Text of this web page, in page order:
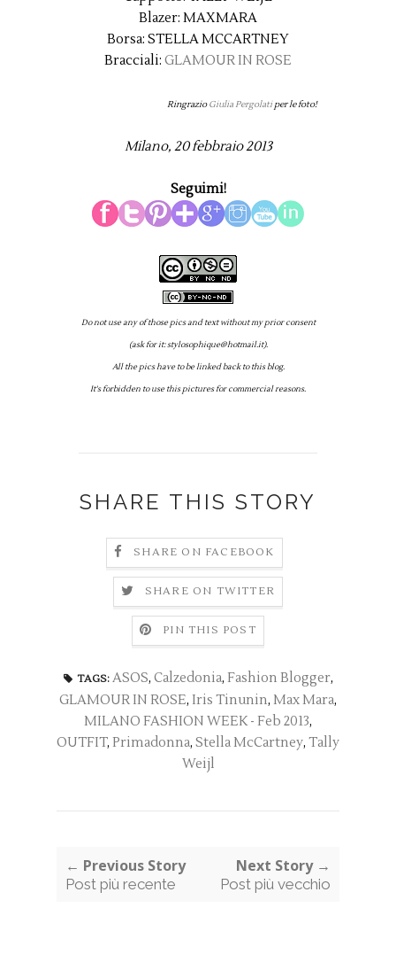
Blazer: MAXMARA
Borsa: STELLA MCCARTNEY
Bracciali: GLAMOUR IN ROSE
RingrazioGiulia Pergolatiper le foto!
Milano, 20 febbraio 2013
Seguimi!
Do not use any of those pics and text without my prior consent
(ask for it: stylosophique@hotmail.it).
All the pics have to be linked back to this blog.
It's forbidden to use this pictures for commercial reasons.
SHARE THIS STORY
SHARE ON FACEBOOK
SHARE ON TWITTER
PIN THIS POST
TAGS: ASOS, Calzedonia, Fashion Blogger,
GLAMOUR IN ROSE, Iris Tinunin, Max Mara,
MILANO FASHION WEEK - Feb 2013,
OUTFIT, Primadonna, Stella McCartney, Tally
Weijl
← Previous Story
Post più recente
Next Story →
Post più vecchio